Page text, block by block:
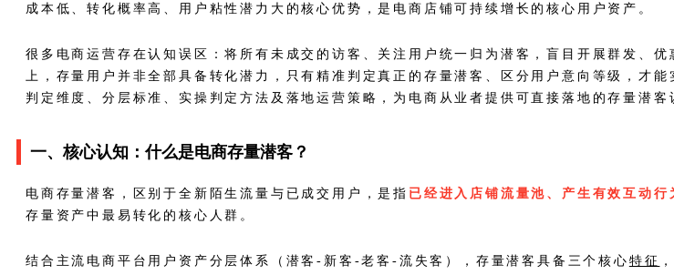
成本低、转化概率高、用户粘性潜力大的核心优势，是电商店铺可持续增长的核心用户资产。
很多电商运营存在认知误区：将所有未成交的访客、关注用户统一归为潜客，盲目开展群发、
上，存量用户并非全部具备转化潜力，只有精准判定真正的存量潜客、区分用户意向等级，才
判定维度、分层标准、实操判定方法及落地运营策略，为电商从业者提供可直接落地的存量潜客
一、核心认知：什么是电商存量潜客？
电商存量潜客，区别于全新陌生流量与已成交用户，是指 已经进入店铺流量池、产生有效互动
存量资产中最易转化的核心人群。
结合主流电商平台用户资产分层体系（潜客-新客-老客-流失客），存量潜客具备三个核心 特征